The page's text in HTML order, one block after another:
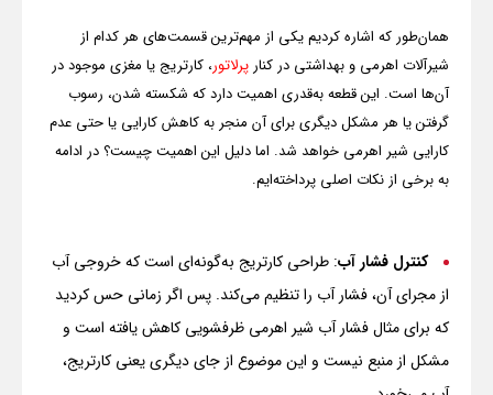
همان‌طور که اشاره کردیم یکی از مهم‌ترین قسمت‌های هر کدام از
شیرآلات اهرمی و بهداشتی در کنار پرلاتور، کارتریج یا مغزی موجود در
آن‌ها است. این قطعه به‌قدری اهمیت دارد که شکسته شدن، رسوب
گرفتن یا هر مشکل دیگری برای آن منجر به کاهش کارایی یا حتی عدم
کارایی شیر اهرمی خواهد شد. اما دلیل این اهمیت چیست؟ در ادامه
به برخی از نکات اصلی پرداخته‌ایم.
کنترل فشار آب: طراحی کارتریج به‌گونه‌ای است که خروجی آب
از مجرای آن، فشار آب را تنظیم می‌کند. پس اگر زمانی حس کردید
که برای مثال فشار آب شیر اهرمی ظرفشویی کاهش یافته است و
مشکل از منبع نیست و این موضوع از جای دیگری یعنی کارتریج،